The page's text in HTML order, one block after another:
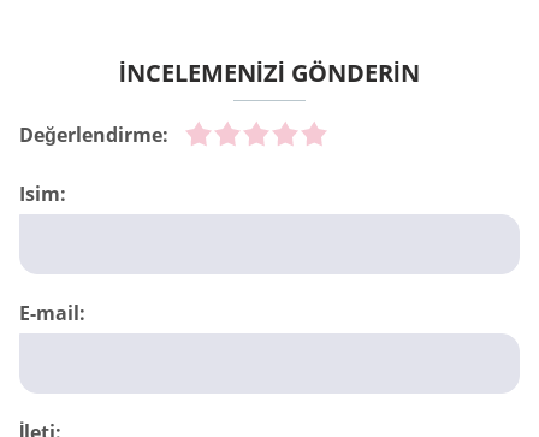
İNCELEMENİZİ GÖNDERİN
Değerlendirme:
Isim:
E-mail: